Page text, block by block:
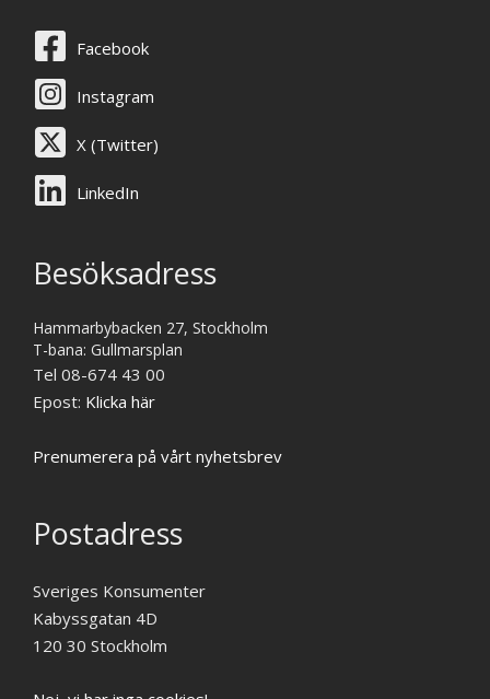
Facebook
Instagram
X (Twitter)
LinkedIn
Besöksadress
Hammarbybacken 27, Stockholm
T-bana: Gullmarsplan
Tel 08-674 43 00
Epost: Klicka här
Prenumerera på vårt nyhetsbrev
Postadress
Sveriges Konsumenter
Kabyssgatan 4D
120 30 Stockholm